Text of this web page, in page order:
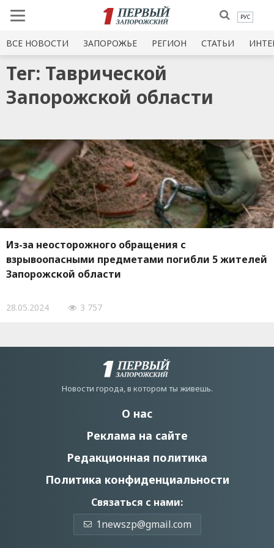
РУС
ВСЕ НОВОСТИ ЗАПОРОЖЬЕ РЕГИОН СТАТЬИ
Тег: Таврической
Запорожской области
Из-за неосторожного обращения с
взрывоопасными предметами погибли 5 жителей
Запорожской области
28.05.2024 3 757
Новости города, в котором ты живешь.
О нас
Реклама на сайте
Редакционная политика
Политика конфиденциальности
Связаться с нами:
1newszp@gmail.com